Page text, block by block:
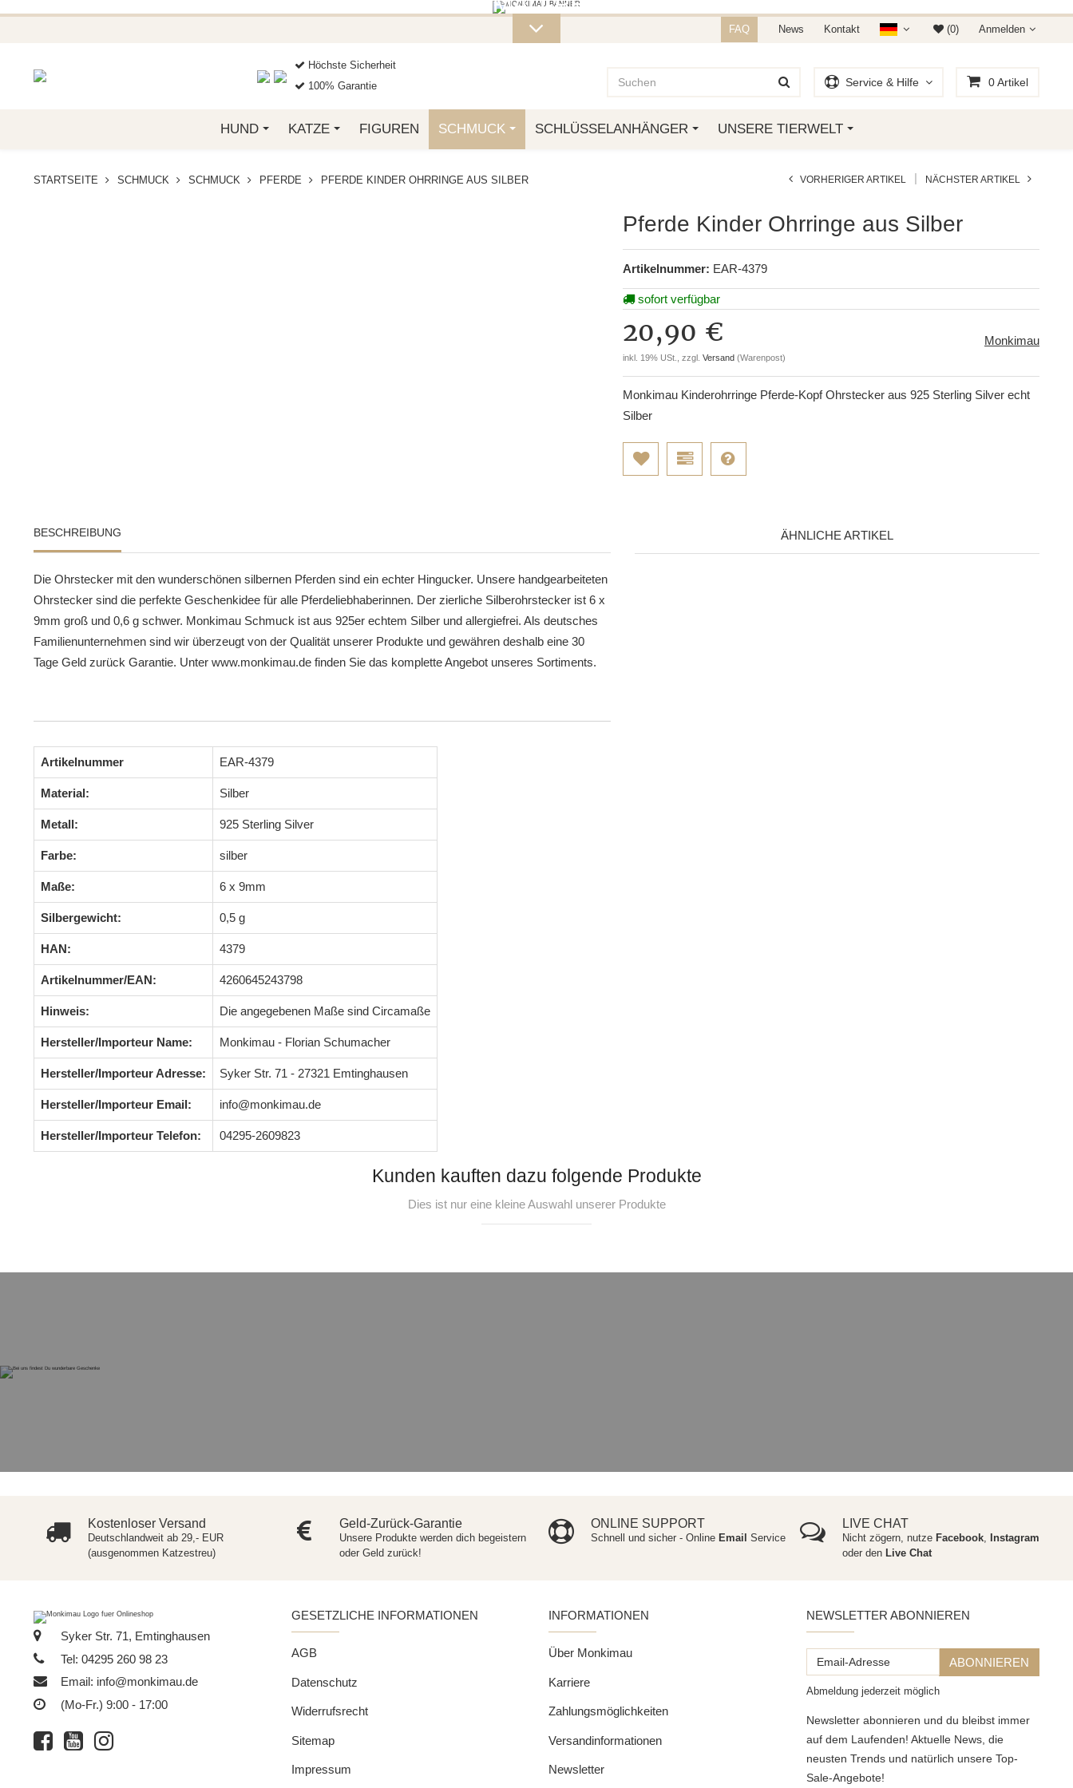
OTTO.
FAQ News Kontakt (0) Anmelden
Höchste Sicherheit
100% Garantie
Service & Hilfe 0Artikel
HUND KATZE FIGUREN SCHMUCK SCHLÜSSELANHÄNGER UNSERE TIERWELT
STARTSEITE SCHMUCK SCHMUCK PFERDE PFERDE KINDER OHRRINGE AUS SILBER VORHERIGER ARTIKEL | NÄCHSTER ARTIKEL
Pferde Kinder Ohrringe aus Silber
Artikelnummer: EAR-4379
sofort verfügbar
20,90 €
inkl. 19% USt., zzgl. Versand (Warenpost)
Monkimau
Monkimau Kinderohrringe Pferde-Kopf Ohrstecker aus 925 Sterling Silver echt
Silber
BESCHREIBUNG
Die Ohrstecker mit den wunderschönen silbernen Pferden sind ein echter Hingucker. Unsere handgearbeiteten
Ohrstecker sind die perfekte Geschenkidee für alle Pferdeliebhaberinnen. Der zierliche Silberohrstecker ist 6 x
9mm groß und 0,6 g schwer. Monkimau Schmuck ist aus 925er echtem Silber und allergiefrei. Als deutsches
Familienunternehmen sind wir überzeugt von der Qualität unserer Produkte und gewähren deshalb eine 30
Tage Geld zurück Garantie. Unter www.monkimau.de finden Sie das komplette Angebot unseres Sortiments.
Artikelnummer EAR-4379
Material: Silber
Metall: 925 Sterling Silver
Farbe: silber
Maße: 6 x 9mm
Silbergewicht: 0,5 g
HAN: 4379
Artikelnummer/EAN: 4260645243798
Hinweis: Die angegebenen Maße sind Circamaße
Hersteller/Importeur Name: Monkimau - Florian Schumacher
Hersteller/Importeur Adresse: Syker Str. 71 - 27321 Emtinghausen
Hersteller/Importeur Email: info@monkimau.de
Hersteller/Importeur Telefon: 04295-2609823
ÄHNLICHE ARTIKEL
Kunden kauften dazu folgende Produkte
Dies ist nur eine kleine Auswahl unserer Produkte
Kostenloser Versand
Deutschlandweit ab 29,- EUR
(ausgenommen Katzestreu)
Geld-Zurück-Garantie
Unsere Produkte werden dich begeistern
oder Geld zurück!
ONLINE SUPPORT
Schnell und sicher - Online Email Service
LIVE CHAT
Nicht zögern, nutze Facebook,
Instagram
oder denLive Chat
Syker Str. 71, Emtinghausen
Tel: 04295 260 98 23
Email: info@monkimau.de
(Mo-Fr.) 9:00 - 17:00
GESETZLICHE INFORMATIONEN
AGB
Datenschutz
Widerrufsrecht
Sitemap
Impressum
INFORMATIONEN
Über Monkimau
Karriere
Zahlungsmöglichkeiten
Versandinformationen
Newsletter
NEWSLETTER ABONNIEREN
Email-
ABONNIEREN
Abmeldung jederzeit möglich
Newsletter abonnieren und du bleibst immer
auf dem Laufenden! Aktuelle News, die
neusten Trends und natürlich unsere Top-
Sale-Angebote!